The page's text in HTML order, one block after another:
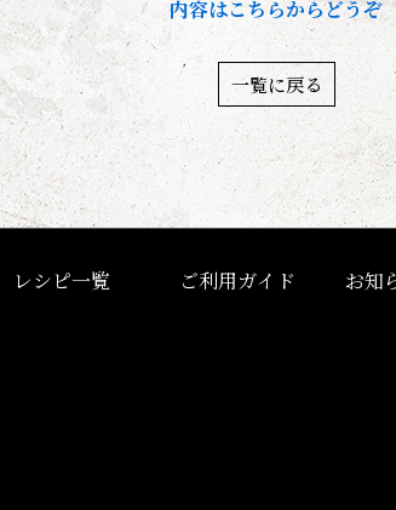
内容はこちらからどうぞ
一覧に戻る
レシピ一覧 ご利用ガイド お知